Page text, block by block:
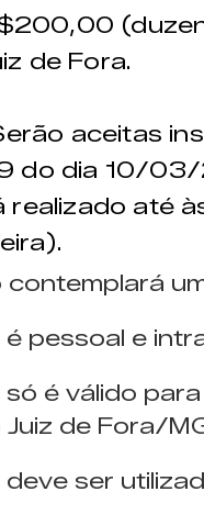
de Fora.
aceitas
do dia 10/
realizado até
contemplará
é pessoal e
só é válido
de Fora/
deve ser